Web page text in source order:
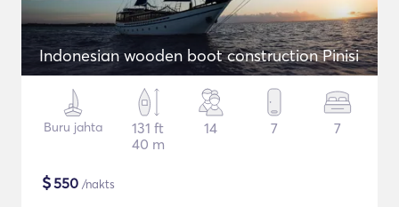
Indonesian wooden boot construction Pinisi
Buru jahta
131 ft
40 m
14 7 7
$550 /nakts